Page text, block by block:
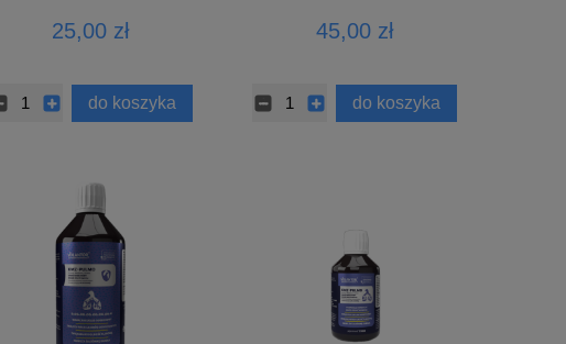
25,00 zł
do koszyka
45,00 zł
do koszyka